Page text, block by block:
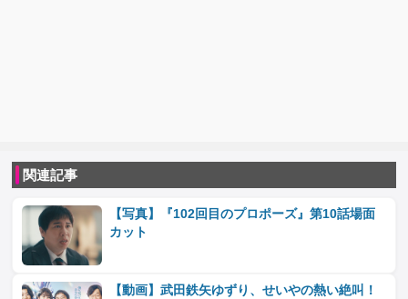
関連記事
【写真】『102回目のプロポーズ』第10話場面
カット
【動画】武田鉄矢ゆずり、せいやの熱い絶叫！